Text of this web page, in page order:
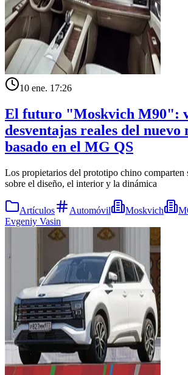
10 ene. 17:26
El futuro "Moskvich M90":
desventajas reales del nuevo
basado en el MG QS
Los propietarios del prototipo chino comparten
sobre el diseño, el interior y la dinámica
Artículos Automóvil Moskvich
Evgeniy Vasin